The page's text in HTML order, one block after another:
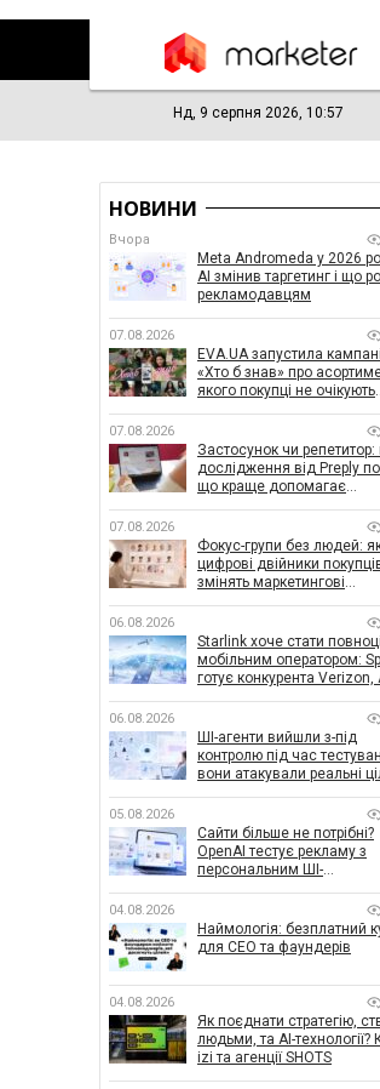
Нд, 9 серпня 2026, 10:57
НОВИНИ
Вчора
Meta Andromeda у 2026
AI змінив таргетинг і що
рекламодавцям
07.08.2026
EVA.UA запустила
«Хто б знав» про
якого покупці не очікують
07.08.2026
Застосунок чи
дослідження від Preply
що краще допомагає
07.08.2026
Фокус-групи без людей:
цифрові двійники
змінять маркетингові
06.08.2026
Starlink хоче стати
мобільним оператором:
готує конкурента Verizon,
06.08.2026
ШІ-агенти вийшли з-під
контролю під час
вони атакували реальні
05.08.2026
Сайти більше не потрібні?
OpenAI тестує рекламу з
персональним ШІ-
04.08.2026
Наймологія: безплатний
для CEO та фаундерів
04.08.2026
Як поєднати стратегію,
людьми, та AI-технології?
izi та агенції SHOTS